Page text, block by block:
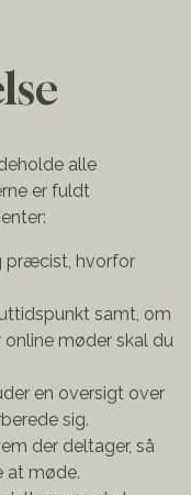
alle
er fuldt
præcist, hvorfor
samt, om
møder skal du
en oversigt over
sig.
der deltager, så
at møde.